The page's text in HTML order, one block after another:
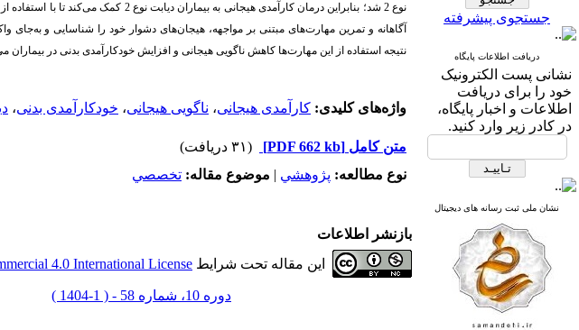
جستجوی پیشرفته
دریافت اطلاعات پایگاه
نشانی پست الکترونیک
خود را برای دریافت
اطلاعات و اخبار پایگاه،
در کادر زیر وارد کنید.
نشان ملی ثبت رسانه های دیجیتال
نوع 2 شد؛ بنابراین درمان کارآمدی هیجانی
آگاهانه و تمرین مهارت‌های مبتنی بر مواجهه، هیجان‌های دشوار خود را شناسایی و به‌جای
نتیجه استفاده از این مهارت‌ها کاهش ناگویی هیجانی و افزایش خودکارآمدی بدنی در بیماران
واژه‌های کلیدی: کارآمدی هیجانی، ناگویی هیجانی، خودکارآمدی بدنی،
متن کامل [PDF 662 kb]
(۳۱ دریافت)
نوع مطالعه: پژوهشي | موضوع مقاله: تخصصي
بازنشر اطلاعات
این مقاله تحت شرایط 4.0 International License
دوره 10، شماره 58 - ( 1-1404 )